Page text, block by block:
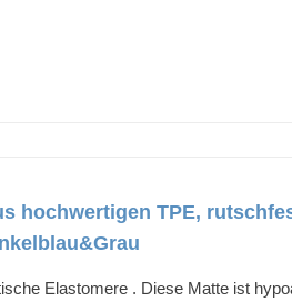
hochwertigen TPE,
Elastomere . Diese Matte ist